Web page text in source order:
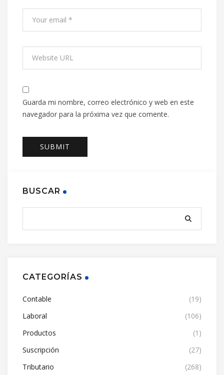
Guarda mi nombre, correo electrónico y web en este
navegador para la próxima vez que comente.
BUSCAR
CATEGORÍAS
Contable
(19)
Laboral
(106)
Productos
(1)
Suscripción
(27)
Tributario
(268)